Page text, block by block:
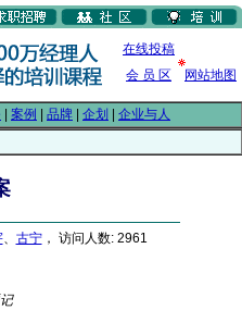
在线投稿
会 员 区
网站地图
案例 品牌 企划
企业与人
、 古宁， 访问人数: 2961